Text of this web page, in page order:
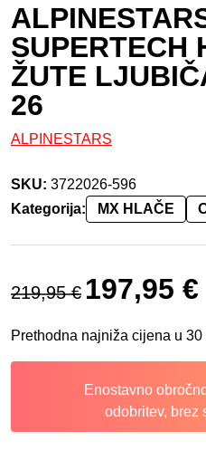
SUPERTECH
ŽUTE
26
ALPINESTARS
SKU: 3722026-596
Kategorija:
MX HLAČE
219,95€
Izvorna cijena bila
197,95 €
Prethodna najniža cijena u
Enostavno
odobritev, brez